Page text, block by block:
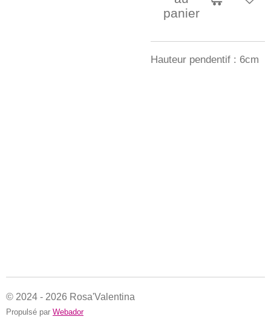
panier
Hauteur pendentif : 6cm
© 2024 - 2026 Rosa'Valentina
Propulsé par Webador